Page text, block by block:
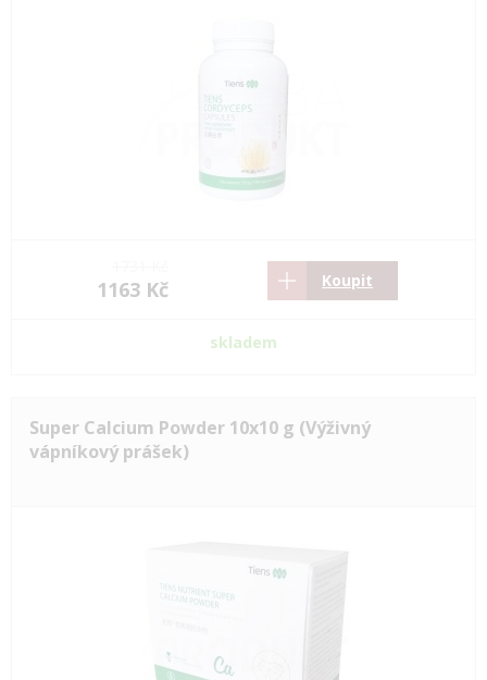
1163 Kč Koupit
skladem
Super Calcium Powder 10x10 g (Výživný
vápníkový prášek)